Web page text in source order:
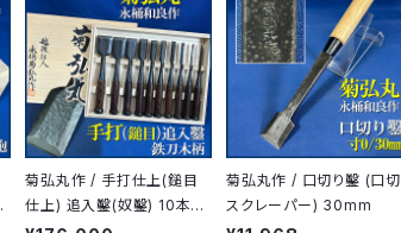
菊弘丸作 / 手打仕上(鎚目
仕上) 追入鑿(奴鑿) 10本組
菊弘丸作 / 口切り鑿 (口切
スクレーパー) 30mm